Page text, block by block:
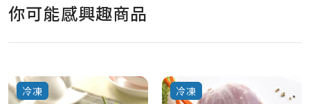
你可能感興趣商品
冷凍 冷凍